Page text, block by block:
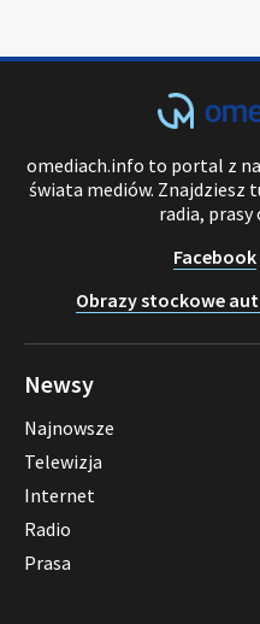
omediach.info to portal z
świata mediów. Znajdziesz
radia,
Facebook
Obrazy stockowe
Newsy
Najnowsze
Telewizja
Internet
Radio
Prasa